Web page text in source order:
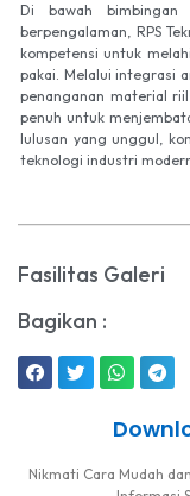
Di bawah
berpengalaman, RPS
kompetensi untuk
pakai. Melalui integrasi
penanganan material
penuh untuk
lulusan yang unggul,
teknologi industri
Fasilitas Galeri
Bagikan :
Nikmati Cara Mudah